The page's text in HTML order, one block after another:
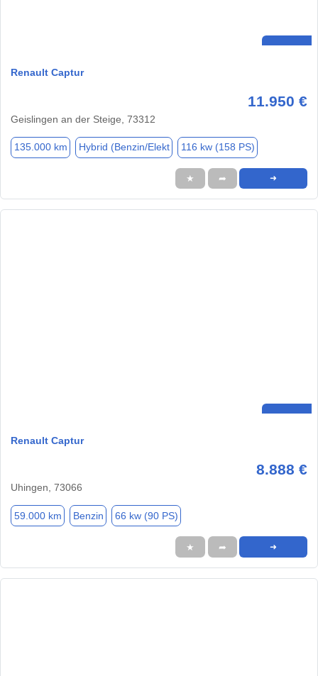
Renault Captur
11.950 €
Geislingen an der Steige, 73312
135.000 km Hybrid (Benzin/Elekt 116 kw (158 PS)
★ ➦ ➜
Renault Captur
8.888 €
Uhingen, 73066
59.000 km Benzin 66 kw (90 PS)
★ ➦ ➜